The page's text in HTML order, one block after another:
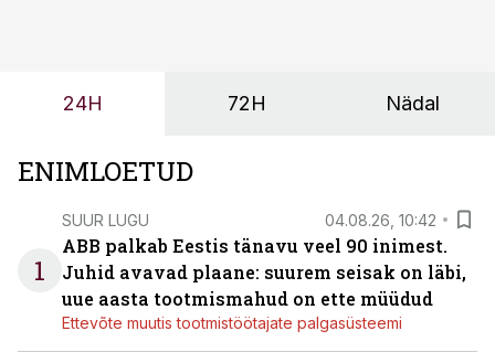
OÜ tegevjuht Sander Mitendorf.
24H 72H Nädal
ENIMLOETUD
1
SUUR LUGU 04.08.26, 10:42
ABB palkab Eestis tänavu veel 90 inimest.
Juhid avavad plaane: suurem seisak on läbi,
uue aasta tootmismahud on ette müüdud
Ettevõte muutis tootmistöötajate palgasüsteemi